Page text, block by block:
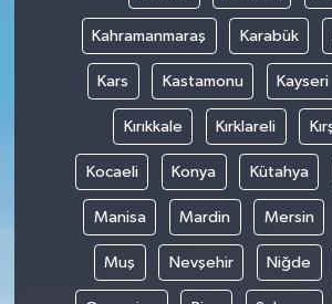
Kahramanmaraş Karabük
Kars Kastamonu Kayseri
Kırıkkale Kırklareli
Kocaeli Konya Kütahya
Manisa Mardin Mersin
Muş Nevşehir Niğde